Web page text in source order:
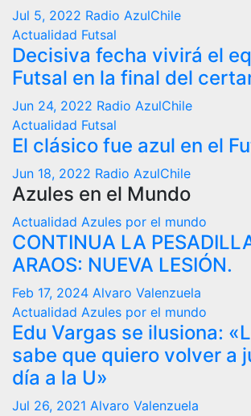
Jul 5, 2022 Radio AzulChile
Actualidad Futsal
Decisiva fecha vivirá el
Futsal en la final del
Jun 24, 2022 Radio AzulChile
Actualidad Futsal
El clásico fue azul en el
Jun 18, 2022 Radio AzulChile
Azules en el Mundo
Actualidad Azules por el mundo
CONTINUA LA
ARAOS: NUEVA LESIÓN.
Feb 17, 2024 Alvaro Valenzuela
Actualidad Azules por el mundo
Edu Vargas se ilusiona:
sabe que quiero volver a
día a la U»
Jul 26, 2021 Alvaro Valenzuela